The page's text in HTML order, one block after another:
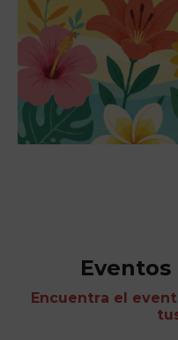
Eventos
Encuentra el